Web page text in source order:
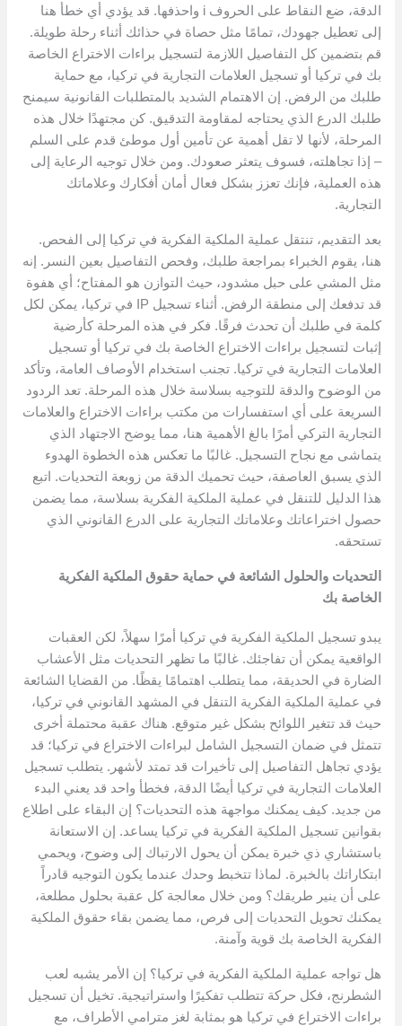
الدقة، ضع النقاط على الحروف i واحذفها. قد يؤدي أي خطأ هنا
إلى تعطيل جهودك، تمامًا مثل حصاة في حذائك أثناء رحلة طويلة.
قم بتضمين كل التفاصيل اللازمة لتسجيل براءات الاختراع الخاصة
بك في تركيا أو تسجيل العلامات التجارية في تركيا، مع حماية
طلبك من الرفض. إن الاهتمام الشديد بالمتطلبات القانونية سيمنح
طلبك الدرع الذي يحتاجه لمقاومة التدقيق. كن مجتهدًا خلال هذه
المرحلة، لأنها لا تقل أهمية عن تأمين أول موطئ قدم على السلم
– إذا تجاهلته، فسوف يتعثر صعودك. ومن خلال توجيه الرعاية إلى
هذه العملية، فإنك تعزز بشكل فعال أمان أفكارك وعلاماتك
التجارية.
بعد التقديم، تنتقل عملية الملكية الفكرية في تركيا إلى الفحص.
هنا، يقوم الخبراء بمراجعة طلبك، وفحص التفاصيل بعين النسر. إنه
مثل المشي على حبل مشدود، حيث التوازن هو المفتاح؛ أي هفوة
قد تدفعك إلى منطقة الرفض. أثناء تسجيل IP في تركيا، يمكن لكل
كلمة في طلبك أن تحدث فرقًا. فكر في هذه المرحلة كأرضية
إثبات لتسجيل براءات الاختراع الخاصة بك في تركيا أو تسجيل
العلامات التجارية في تركيا. تجنب استخدام الأوصاف العامة، وتأكد
من الوضوح والدقة للتوجيه بسلاسة خلال هذه المرحلة. تعد الردود
السريعة على أي استفسارات من مكتب براءات الاختراع والعلامات
التجارية التركي أمرًا بالغ الأهمية هنا، مما يوضح الاجتهاد الذي
يتماشى مع نجاح التسجيل. غالبًا ما تعكس هذه الخطوة الهدوء
الذي يسبق العاصفة، حيث تحميك الدقة من زوبعة التحديات. اتبع
هذا الدليل للتنقل في عملية الملكية الفكرية بسلاسة، مما يضمن
حصول اختراعاتك وعلاماتك التجارية على الدرع القانوني الذي
تستحقه.
التحديات والحلول الشائعة في حماية حقوق الملكية الفكرية
الخاصة بك
يبدو تسجيل الملكية الفكرية في تركيا أمرًا سهلاً، لكن العقبات
الواقعية يمكن أن تفاجئك. غالبًا ما تظهر التحديات مثل الأعشاب
الضارة في الحديقة، مما يتطلب اهتمامًا يقظًا. من القضايا الشائعة
في عملية الملكية الفكرية التنقل في المشهد القانوني في تركيا،
حيث قد تتغير اللوائح بشكل غير متوقع. هناك عقبة محتملة أخرى
تتمثل في ضمان التسجيل الشامل لبراءات الاختراع في تركيا؛ قد
يؤدي تجاهل التفاصيل إلى تأخيرات قد تمتد لأشهر. يتطلب تسجيل
العلامات التجارية في تركيا أيضًا الدقة، فخطأ واحد قد يعني البدء
من جديد. كيف يمكنك مواجهة هذه التحديات؟ إن البقاء على اطلاع
بقوانين تسجيل الملكية الفكرية في تركيا يساعد. إن الاستعانة
باستشاري ذي خبرة يمكن أن يحول الارتباك إلى وضوح، ويحمي
ابتكاراتك بالخبرة. لماذا تتخبط وحدك عندما يكون التوجيه قادراً
على أن ينير طريقك؟ ومن خلال معالجة كل عقبة بحلول مطلعة،
يمكنك تحويل التحديات إلى فرص، مما يضمن بقاء حقوق الملكية
الفكرية الخاصة بك قوية وآمنة.
هل تواجه عملية الملكية الفكرية في تركيا؟ إن الأمر يشبه لعب
الشطرنج، فكل حركة تتطلب تفكيرًا واستراتيجية. تخيل أن تسجيل
براءات الاختراع في تركيا هو بمثابة لغز مترامي الأطراف، مع